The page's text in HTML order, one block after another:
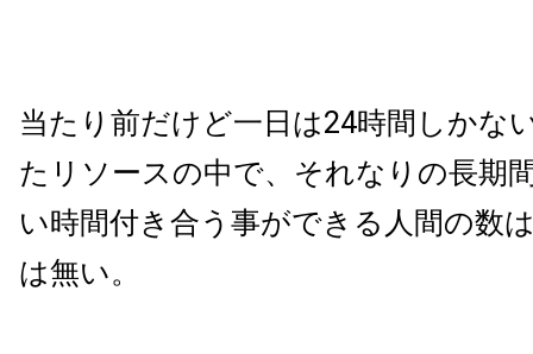
当たり前だけど一日は24時間しかな
たリソースの中で、それなりの長期
い時間付き合う事ができる人間の数
は無い。